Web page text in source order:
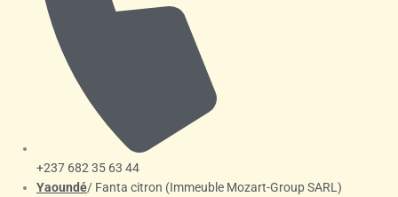
+237 682 35 63 44
Yaoundé/ Fanta citron (Immeuble Mozart-Group SARL)